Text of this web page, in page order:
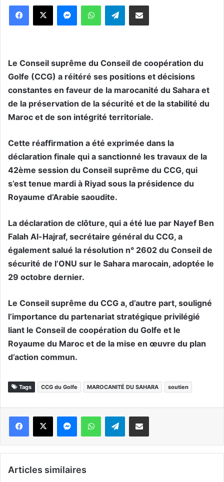
WhatsApp Telegram
Le Conseil suprême du Conseil de coopération du
Golfe (CCG) a réitéré ses positions et décisions
constantes en faveur de la marocanité du Sahara et
de la préservation de la sécurité et de la stabilité du
Maroc et de son intégrité territoriale.
Cette réaffirmation a été exprimée dans la
déclaration finale qui a sanctionné les travaux de la
42ème session du Conseil suprême du CCG, qui
s’est tenue mardi à Riyad sous la présidence du
Royaume d’Arabie saoudite.
La déclaration de clôture, qui a été lue par Nayef Ben
Falah Al-Hajraf, secrétaire général du CCG, a
également salué la résolution n° 2602 du Conseil de
sécurité de l’ONU sur le Sahara marocain, adoptée le
29 octobre dernier.
Le Conseil suprême du CCG a, d’autre part, souligné
l’importance du partenariat stratégique privilégié
liant le Conseil de coopération du Golfe et le
Royaume du Maroc et de la mise en œuvre du plan
d’action commun.
Tags CCG du Golfe MAROCANITÉ DU SAHARA soutien
WhatsApp Telegram
Articles similaires